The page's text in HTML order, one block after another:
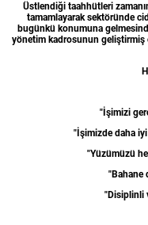
Üstlendiği taahhütleri
tamamlayarak sektöründe
bugünkü konumuna
yönetim kadrosunun geliştirmiş
"İşimizi
"İşimizde daha iyi
"Yüzümüzü
"Bahane
"Disiplinli